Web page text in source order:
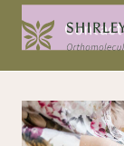
Contact